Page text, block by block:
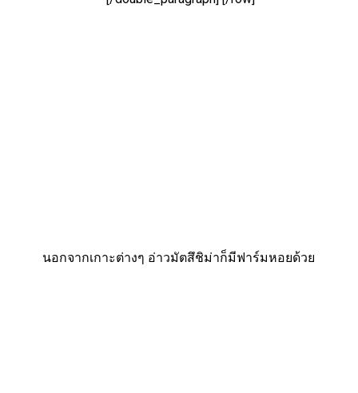
นอกจากเกาะต่างๆ อ่าวมัตสึชิม่าก็มีฟาร์มหอยด้วย